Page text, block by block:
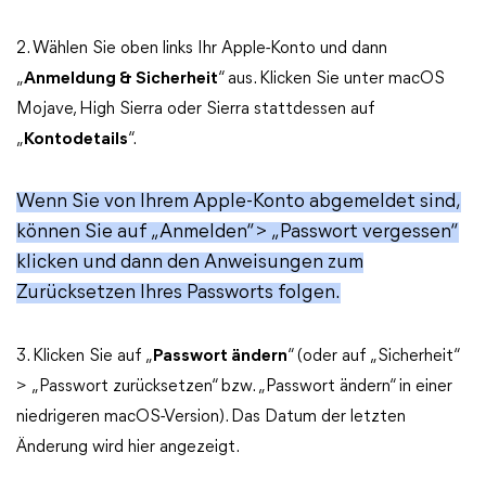
2. Wählen Sie oben links Ihr Apple-Konto und dann
„Anmeldung & Sicherheit“ aus. Klicken Sie unter macOS
Mojave, High Sierra oder Sierra stattdessen auf
„ Kontodetails“.
Wenn Sie von Ihrem Apple-Konto abgemeldet sind,
können Sie auf „Anmelden“ > „Passwort vergessen“
klicken und dann den Anweisungen zum
Zurücksetzen Ihres Passworts folgen.
3. Klicken Sie auf „ Passwort ändern“ (oder auf „Sicherheit“
> „Passwort zurücksetzen“ bzw. „Passwort ändern“ in einer
niedrigeren macOS-Version). Das Datum der letzten
Änderung wird hier angezeigt.